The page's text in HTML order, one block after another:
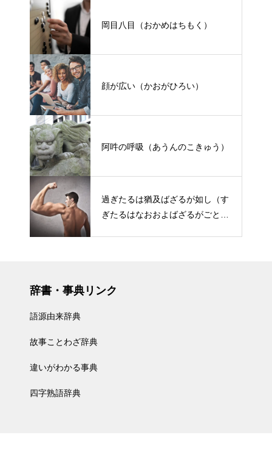
岡目八目（おかめはちもく）
顔が広い（かおがひろい）
阿吽の呼吸（あうんのこきゅう）
過ぎたるは猶及ばざるが如し（す
ぎたるはなおおよばざるがごと
辞書・事典リンク
語源由来辞典
故事ことわざ辞典
違いがわかる事典
四字熟語辞典